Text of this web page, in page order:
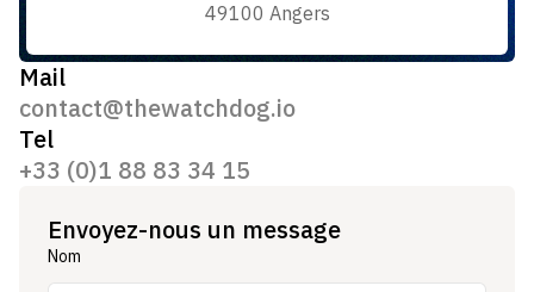
49100 Angers
Mail
contact@thewatchdog.io
Tel
+33 (0)1 88 83 34 15
Envoyez-nous un message
Nom